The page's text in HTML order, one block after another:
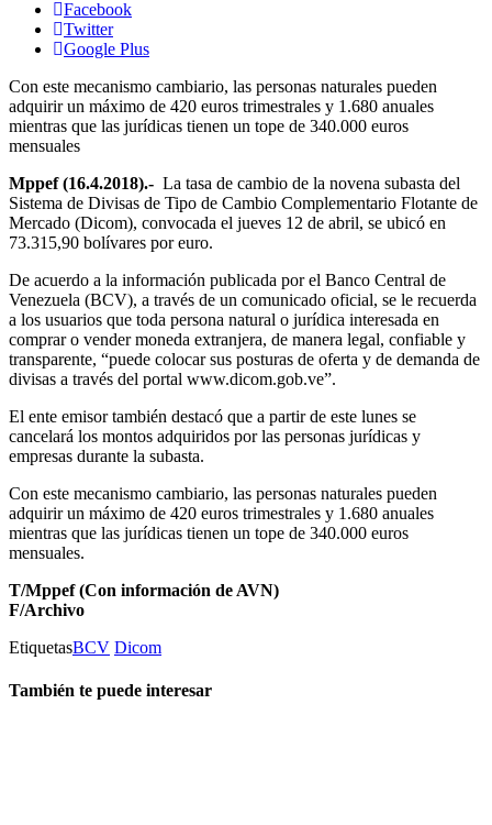
Facebook
Twitter
Google Plus
Con este mecanismo cambiario, las personas naturales pueden
adquirir un máximo de 420 euros trimestrales y 1.680 anuales
mientras que las jurídicas tienen un tope de 340.000 euros
mensuales
Mppef (16.4.2018).- La tasa de cambio de la novena subasta del
Sistema de Divisas de Tipo de Cambio Complementario Flotante de
Mercado (Dicom), convocada el jueves 12 de abril, se ubicó en
73.315,90 bolívares por euro.
De acuerdo a la información publicada por el Banco Central de
Venezuela (BCV), a través de un comunicado oficial, se le recuerda
a los usuarios que toda persona natural o jurídica interesada en
comprar o vender moneda extranjera, de manera legal, confiable y
transparente, “puede colocar sus posturas de oferta y de demanda de
divisas a través del portal www.dicom.gob.ve”.
El ente emisor también destacó que a partir de este lunes se
cancelará los montos adquiridos por las personas jurídicas y
empresas durante la subasta.
Con este mecanismo cambiario, las personas naturales pueden
adquirir un máximo de 420 euros trimestrales y 1.680 anuales
mientras que las jurídicas tienen un tope de 340.000 euros
mensuales.
T/Mppef (Con información de AVN)
F/Archivo
EtiquetasBCV Dicom
También te puede interesar